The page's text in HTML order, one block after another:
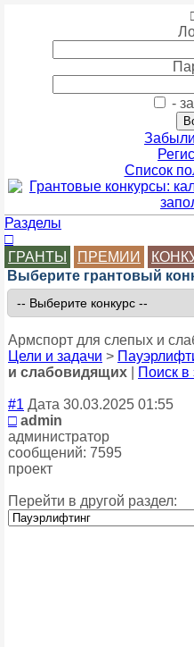
-
Список
Разделы
□
ГРАНТЫ
ПРЕМИИ
Выберите грантовый
Армспорт для слепых и
Цели и задачи >
и слабовидящих
Поиск в
#1 Дата 30.03.2025 01:55
□ admin
администратор
сообщений: 7595
проект
Перейти в другой раздел: